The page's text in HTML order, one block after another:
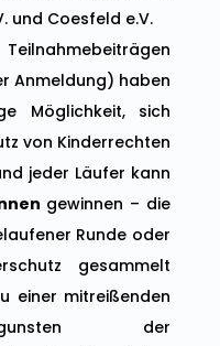
und Coesfeld e.V.
Anmeldung) haben
Möglichkeit, sich
von Kinderrechten
jeder Läufer kann
gewinnen – die
Runde oder
gesammelt
einer mitreißenden
der